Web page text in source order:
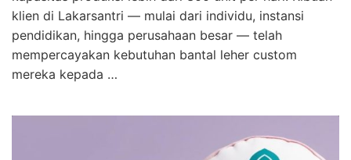
klien di Lakarsantri — mulai dari individu, instansi
pendidikan, hingga perusahaan besar — telah
mempercayakan kebutuhan bantal leher custom
mereka kepada …